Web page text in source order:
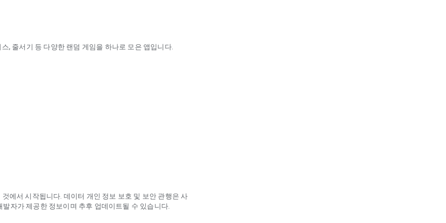
, 줄서기 등 다양한 랜덤 게임을 하나로 모은 앱입니다.
다.에서 시작됩니다. 데이터 개인 정보 보호 및 보안 관행은 사
자가 제공한 정보이며 추후 업데이트될 수 있습니다.